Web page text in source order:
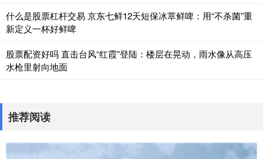
什么是股票杠杆交易 京东七鲜12天短保冰萃鲜啤：用“不杀菌”重
新定义一杯好鲜啤
股票配资好吗 直击台风“红霞”登陆：楼层在晃动，雨水像从高压
水枪里射向地面
推荐阅读